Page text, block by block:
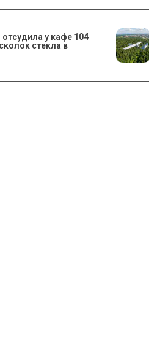
у кафе 104
стекла в